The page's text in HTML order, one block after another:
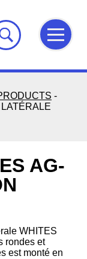
-
AG-
WHITES
rondes et
est monté en